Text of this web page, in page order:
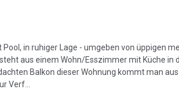
in ruhiger Lage - umgeben von üppigen
aus einem Wohn/Esszimmer mit Küche
Balkon dieser Wohnung kommt man
Verf...